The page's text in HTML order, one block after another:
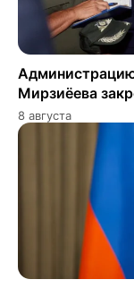
Администрацию
Мирзиёева
8 августа